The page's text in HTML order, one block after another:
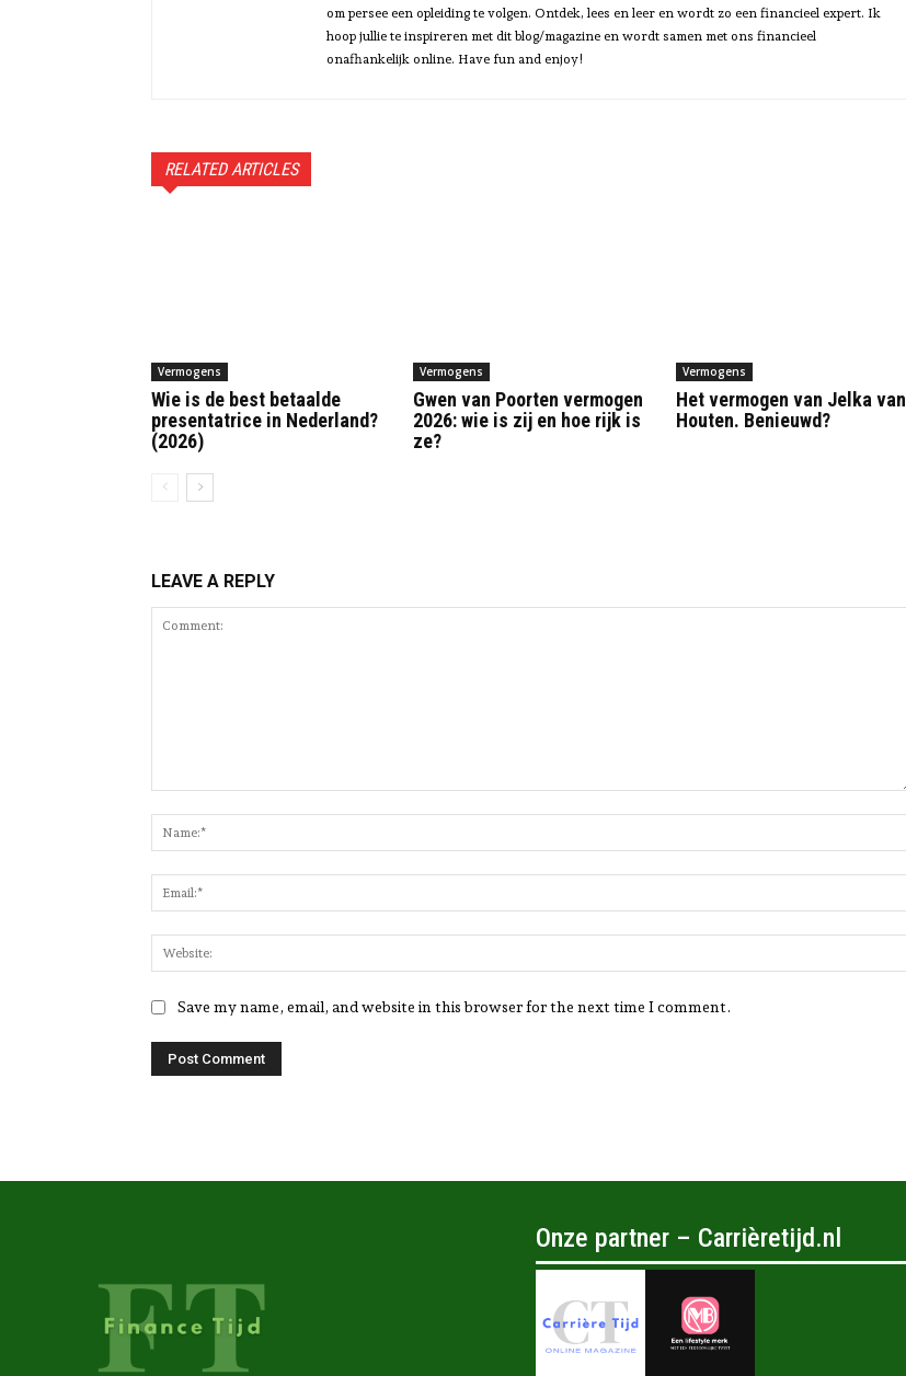
om persee een opleiding te volgen. Ontdek, lees en leer en wordt zo een financieel expert. Ik
hoop jullie te inspireren met dit blog/magazine en wordt samen met ons financieel
onafhankelijk online. Have fun and enjoy!
RELATED ARTICLES
Vermogens
Wie is de best betaalde
presentatrice in Nederland?
(2026)
Vermogens
Gwen van Poorten vermogen
2026: wie is zij en hoe rijk is
ze?
Vermogens
Het vermogen van Jelka van
Houten. Benieuwd?
LEAVE A REPLY
Save my name, email, and website in this browser for the next time I comment.
Onze partner – Carrièretijd.nl